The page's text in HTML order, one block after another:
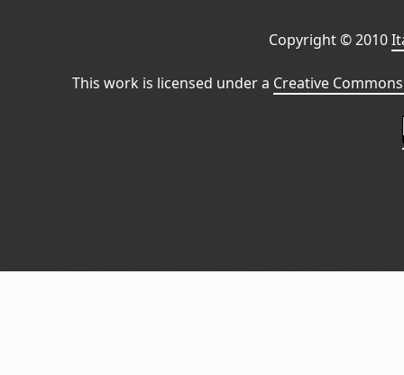
Copyright © 2010
This work is licensed under a Creative